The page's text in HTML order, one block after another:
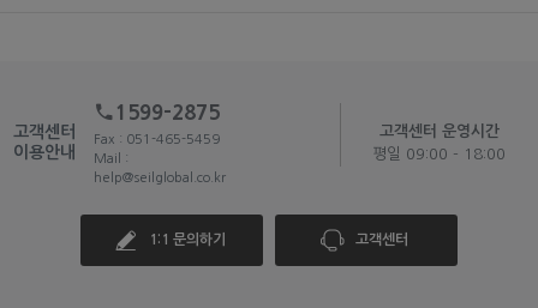
고객센터
이용안내
1599-2875
Fax : 051-465-5459
Mail :
help@seilglobal.co.kr
고객센터 운영시간
평일 09:00 - 18:00
1:1 문의하기 고객센터